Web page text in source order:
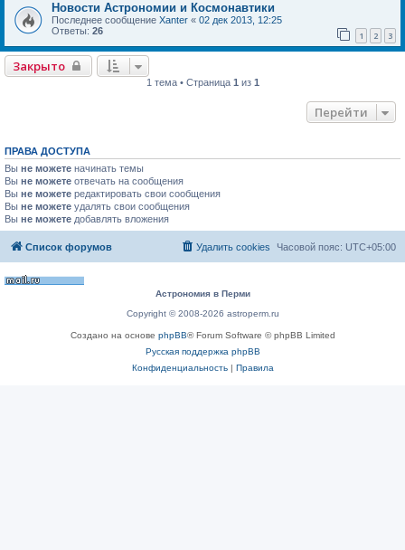
Новости Астрономии и Космонавтики
Последнее сообщение Xanter « 02 дек 2013, 12:25
Ответы: 26 1 2 3
Закрыто
1 тема • Страница 1 из 1
Перейти
ПРАВА ДОСТУПА
Вы не можете начинать темы
Вы не можете отвечать на сообщения
Вы не можете редактировать свои сообщения
Вы не можете удалять свои сообщения
Вы не можете добавлять вложения
Список форумов Часовой пояс: UTC+05:00
Удалить cookies
Астрономия в Перми
Copyright © 2008-2026 astroperm.ru
Создано на основе phpBB® Forum Software © phpBB Limited
Русская поддержка phpBB
Конфиденциальность| Правила